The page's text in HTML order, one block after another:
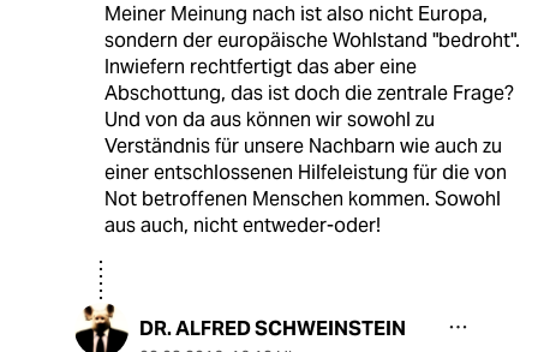
Meiner Meinung nach ist also nicht Europa,
sondern der europäische Wohlstand "bedroht".
Inwiefern rechtfertigt das aber eine
Abschottung, das ist doch die zentrale Frage?
Und von da aus können wir sowohl zu
Verständnis für unsere Nachbarn wie auch zu
einer entschlossenen Hilfeleistung für die von
Not betroffenen Menschen kommen. Sowohl
aus auch, nicht entweder-oder!
DR. ALFRED SCHWEINSTEIN